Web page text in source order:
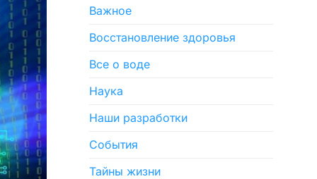
Важное
Восстановление здоровья
Все о воде
Наука
Наши разработки
События
Тайны жизни